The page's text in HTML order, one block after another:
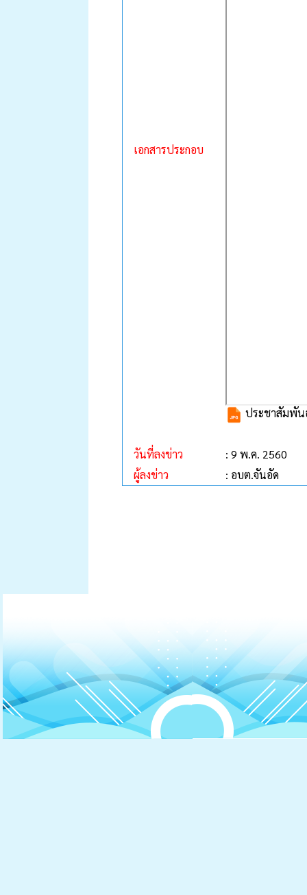
เอกสารประกอบ
ประชาสัมพัน
วันที่ลงข่าว
: 9 พ.ค. 2560
ผู้ลงข่าว
: อบต.จันอัด